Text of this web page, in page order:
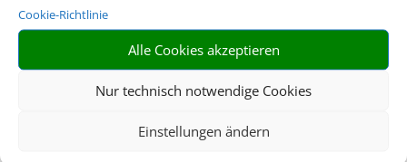
Cookie-Richtlinie
Alle Cookies akzeptieren
Nur technisch notwendige Cookies
Einstellungen ändern
Erleben, begegnen, verstehen.
faszinierende Naturlandschaften, prachtvolle Tempelanlagen und